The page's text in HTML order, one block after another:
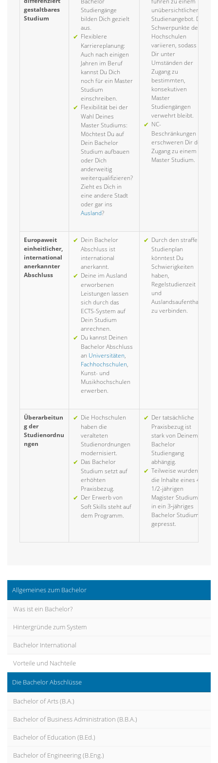
gestaltbares
Studium
Studiengänge
bilden Dich gezielt
aus.
Flexiblere
Karriereplanung:
Auch nach einigen
Jahren im Beruf
kannst Du Dich
noch für ein Master
Studium
einschreiben.
Flexibilität bei der
Wahl Deines
Master Studiums:
Möchtest Du auf
Dein Bachelor
Studium aufbauen
oder Dich
anderweitig
weiterqualifizieren?
Zieht es Dich in
eine andere Stadt
oder gar ins
Ausland?
unübersichtlichen
Studienangebot. Die
Schwerpunkte der
Hochschulen
variieren, sodass
Dir unter
Umständen der
Zugang zu
bestimmten,
konsekutiven
Master
Studiengängen
verwehrt bleibt.
NC-
Beschränkungen
erschweren Dir den
Zugang zu einem
Master Studium.
Europaweit
einheitlicher,
international
anerkannter
Abschluss
Dein Bachelor
Abschluss ist
international
anerkannt.
Deine im Ausland
erworbenen
Leistungen lassen
sich durch das
ECTS-System auf
Dein Studium
anrechnen.
Du kannst Deinen
Bachelor Abschluss
an Universitäten,
Fachhochschulen,
Kunst- und
Musikhochschulen
erwerben.
Durch den straffen
Studienplan
könntest Du
Schwierigkeiten
haben,
Regelstudienzeit
und
Auslandsaufenthalt
zu verbinden.
Überarbeitun
g der
Studienordnu
ngen
Die Hochschulen
haben die
veralteten
Studienordnungen
modernisiert.
Das Bachelor
Studium setzt auf
erhöhten
Praxisbezug.
Der Erwerb von
Soft Skills steht auf
dem Programm.
Der tatsächliche
Praxisbezug ist
stark von Deinem
Bachelor
Studiengang
abhängig.
Teilweise wurden
die Inhalte eines 4
1/2-jährigen
Magister Studiums
in ein 3‑jähriges
Bachelor Studium
gepresst.
Allgemeines zum Bachelor
Was ist ein Bachelor?
Hintergründe zum System
Bachelor International
Vorteile und Nachteile
Die Bachelor Abschlüsse
Bachelor of Arts (B.A.)
Bachelor of Business Administration (B.B.A.)
Bachelor of Education (B.Ed.)
Bachelor of Engineering (B.Eng.)